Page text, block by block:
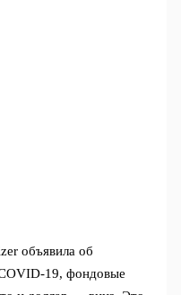
объявила об
19, фондовые